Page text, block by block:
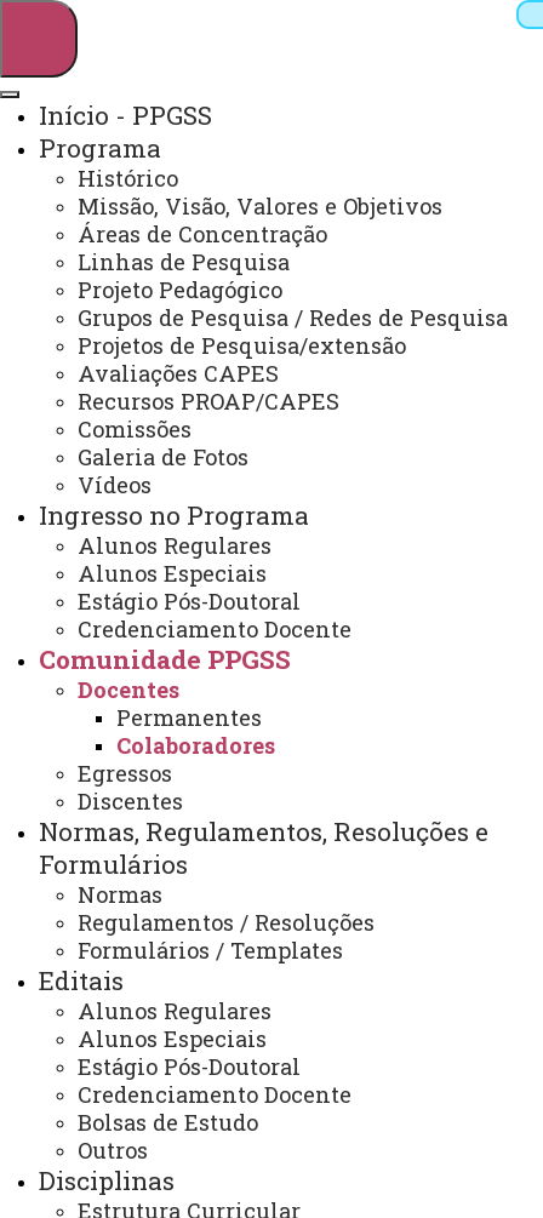
Webmail Sistemas
Arquivo Virtual
Campus
Início - PPGSS
Programa
Histórico
Missão, Visão, Valores e Objetivos
Áreas de Concentração
Linhas de Pesquisa
Projeto Pedagógico
Grupos de Pesquisa / Redes de Pesquisa
Projetos de Pesquisa/extensão
Avaliações CAPES
Recursos PROAP/CAPES
Comissões
Galeria de Fotos
Vídeos
Ingresso no Programa
Alunos Regulares
Alunos Especiais
Estágio Pós-Doutoral
Credenciamento Docente
Comunidade PPGSS
Docentes
Permanentes
Colaboradores
Egressos
Discentes
Normas, Regulamentos, Resoluções e
Formulários
Normas
Regulamentos / Resoluções
Formulários / Templates
Editais
Alunos Regulares
Alunos Especiais
Estágio Pós-Doutoral
Credenciamento Docente
Bolsas de Estudo
Outros
Disciplinas
Estrutura Curricular
Mestrado em Serviço Social
Colaboradores
ATUALIZAÇÃO MAIS RECENTE: 17 DE MARÇO DE
2025
ACESSOS: 3656
(45) 3379-7130
(45) 3379-7161
Horário de Atendimento:
08:00 às 12:00
13:00 às 17:00
E-mail/Redes Sociais:
toledo.mestradoservicosocial@unioeste.br
Você está aqui:Unioeste
PPGSS - Mestrado em Serviço Social - Toledo
Comunidade PPGSS